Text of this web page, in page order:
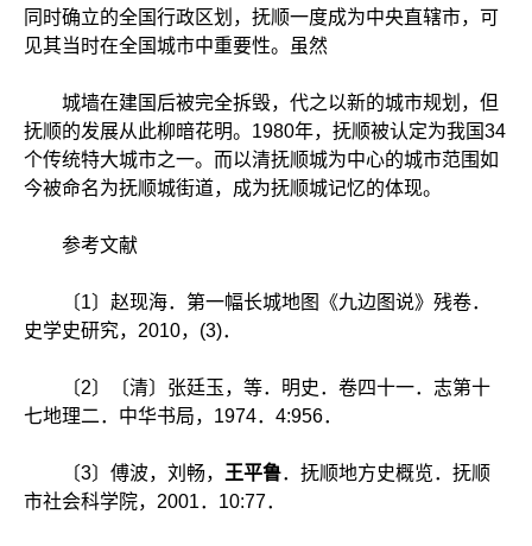
同时确立的全国行政区划，抚顺一度成为中央直辖市，可
见其当时在全国城市中重要性。虽然
城墙在建国后被完全拆毁，代之以新的城市规划，但
抚顺的发展从此柳暗花明。1980年，抚顺被认定为我国34
个传统特大城市之一。而以清抚顺城为中心的城市范围如
今被命名为抚顺城街道，成为抚顺城记忆的体现。
参考文献
〔1〕赵现海．第一幅长城地图《九边图说》残卷．
史学史研究，2010，(3)．
〔2〕〔清〕张廷玉，等．明史．卷四十一．志第十
七地理二．中华书局，1974．4:956．
〔3〕傅波，刘畅， 王平鲁．抚顺地方史概览．抚顺
市社会科学院，2001．10:77．